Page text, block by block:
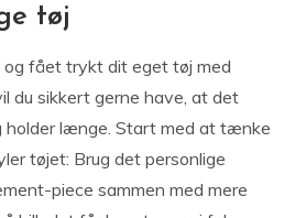
tøj
og fået trykt dit eget tøj med
du sikkert gerne have, at det
holder længe. Start med at tænke
tøjet: Brug det personlige
piece sammen med mere